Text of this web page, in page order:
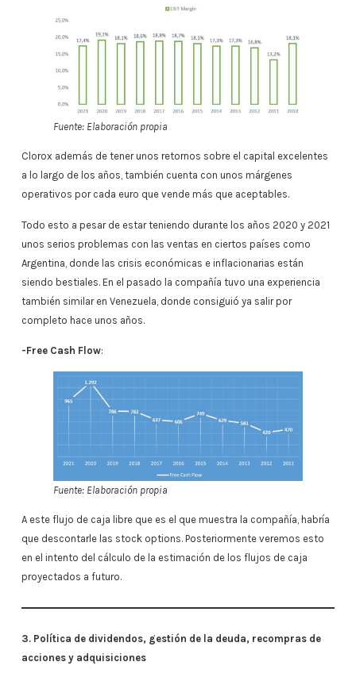
Fuente: Elaboración propia
Clorox además de tener unos retornos sobre el capital excelentes
a lo largo de los años, también cuenta con unos márgenes
operativos por cada euro que vende más que aceptables.
Todo esto a pesar de estar teniendo durante los años 2020 y 2021
unos serios problemas con las ventas en ciertos países como
Argentina, donde las crisis económicas e inflacionarias están
siendo bestiales. En el pasado la compañía tuvo una experiencia
también similar en Venezuela, donde consiguió ya salir por
completo hace unos años.
-Free Cash Flow:
Fuente: Elaboración propia
A este flujo de caja libre que es el que muestra la compañía, habría
que descontarle las stock options. Posteriormente veremos esto
en el intento del cálculo de la estimación de los flujos de caja
proyectados a futuro.
3. Política de dividendos, gestión de la deuda, recompras de
acciones y adquisiciones